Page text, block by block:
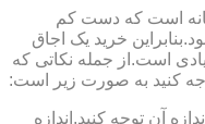
است که دست کم
خرید یک اجاق
است.از جمله نکاتی که
کنید به صورت زیر است:
آن توجه کنید.اندازه